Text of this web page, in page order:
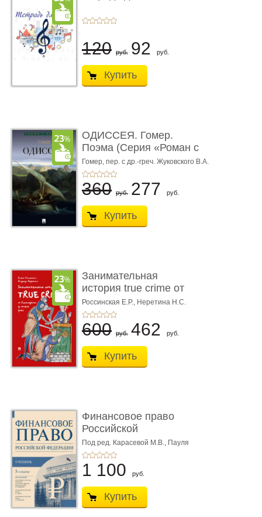
120 руб. 92 руб.
Купить
ОДИССЕЯ. Гомер.
Поэма (Серия «Роман с
книгой»)
Гомер, пер. с др.-греч. Жуковского В.А.
360 руб. 277 руб.
Купить
Занимательная
история true crime от
Гиппократа до � ...
Россинская Е.Р., Неретина Н.С.
600 руб. 462 руб.
Купить
Финансовое право
Российской
Федерации. 5-е изд�
...
Под ред. Карасевой М.В., Пауля
А.Г., Красюкова А.В.
1 100 руб.
Купить